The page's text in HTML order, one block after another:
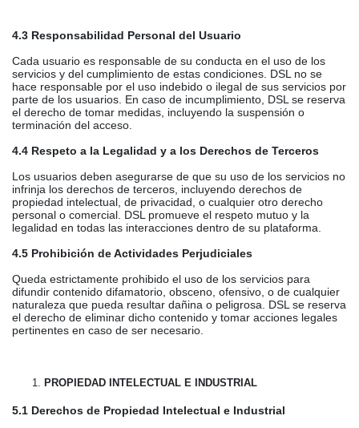
4.3 Responsabilidad Personal del Usuario
Cada usuario es responsable de su conducta en el uso de los
servicios y del cumplimiento de estas condiciones. DSL no se
hace responsable por el uso indebido o ilegal de sus servicios por
parte de los usuarios. En caso de incumplimiento, DSL se reserva
el derecho de tomar medidas, incluyendo la suspensión o
terminación del acceso.
4.4 Respeto a la Legalidad y a los Derechos de Terceros
Los usuarios deben asegurarse de que su uso de los servicios no
infrinja los derechos de terceros, incluyendo derechos de
propiedad intelectual, de privacidad, o cualquier otro derecho
personal o comercial. DSL promueve el respeto mutuo y la
legalidad en todas las interacciones dentro de su plataforma.
4.5 Prohibición de Actividades Perjudiciales
Queda estrictamente prohibido el uso de los servicios para
difundir contenido difamatorio, obsceno, ofensivo, o de cualquier
naturaleza que pueda resultar dañina o peligrosa. DSL se reserva
el derecho de eliminar dicho contenido y tomar acciones legales
pertinentes en caso de ser necesario.
PROPIEDAD INTELECTUAL E INDUSTRIAL
5.1 Derechos de Propiedad Intelectual e Industrial